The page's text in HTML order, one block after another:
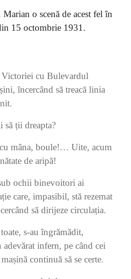
o scenă de acest fel în
15 octombrie 1931.
cu Bulevardul
încercând să treacă linia
ții dreapta?
mâna, boule!… Uite, acum
de aripă!
ochii binevoitori ai
care, impasibil, stă rezemat
să dirijeze circulația.
s-au îngrămădit,
infern, pe când cei
continuă să se certe.